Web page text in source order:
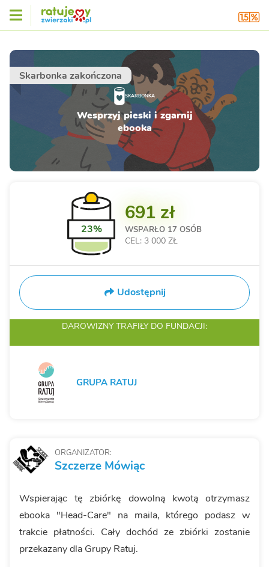
Skarbonka zakończona
SKARBONKA
Wesprzyj pieski i zgarnij
ebooka
ORGANIZATOR:
Szczerze Mówiąc
Wspierając tę zbiórkę dowolną kwotą otrzymasz
ebooka "Head-Care" na maila, którego podasz w
trakcie płatności. Cały dochód ze zbiórki zostanie
przekazany dla Grupy Ratuj.
23%
691 zł
WSPARŁO 17 OSÓB
CEL: 3 000 ZŁ
Udostępnij
DAROWIZNY TRAFIŁY DO FUNDACJI:
GRUPA RATUJ